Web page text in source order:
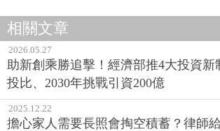
相關文章
2026.05.27
助新創乘勝追擊！經濟部推4大投資
投比、2030年挑戰引資200億
2025.12.22
擔心家人需要長照會掏空積蓄？律師